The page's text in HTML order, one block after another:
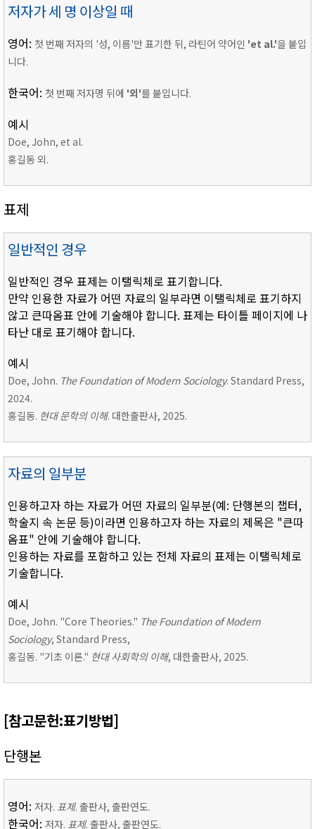
저자가 세 명 이상일 때
영어: 첫 번째 저자의 '성, 이름'만 표기한 뒤, 라틴어 약어인 'et al.'을 붙입
니다.
한국어: 첫 번째 저자명 뒤에 '외'를 붙입니다.
예시
Doe, John, et al.
홍길동 외.
표제
일반적인 경우
일반적인 경우 표제는 이탤릭체로 표기합니다.
만약 인용한 자료가 어떤 자료의 일부라면 이탤릭체로 표기하지
않고 큰따옴표 안에 기술해야 합니다. 표제는 타이틀 페이지에 나
타난 대로 표기해야 합니다.
예시
Doe, John. The Foundation of Modern Sociology. Standard Press,
2024.
홍길동. 현대 문학의 이해. 대한출판사, 2025.
자료의 일부분
인용하고자 하는 자료가 어떤 자료의 일부분(예: 단행본의 챕터,
학술지 속 논문 등)이라면 인용하고자 하는 자료의 제목은 "큰따
옴표" 안에 기술해야 합니다.
인용하는 자료를 포함하고 있는 전체 자료의 표제는 이탤릭체로
기술합니다.
예시
Doe, John. "Core Theories." The Foundation of Modern
Sociology, Standard Press,
홍길동. "기초 이론." 현대 사회학의 이해, 대한출판사, 2025.
[참고문헌:표기방법]
단행본
영어: 저자. 표제. 출판사, 출판연도.
한국어: 저자. 표제. 출판사, 출판연도.